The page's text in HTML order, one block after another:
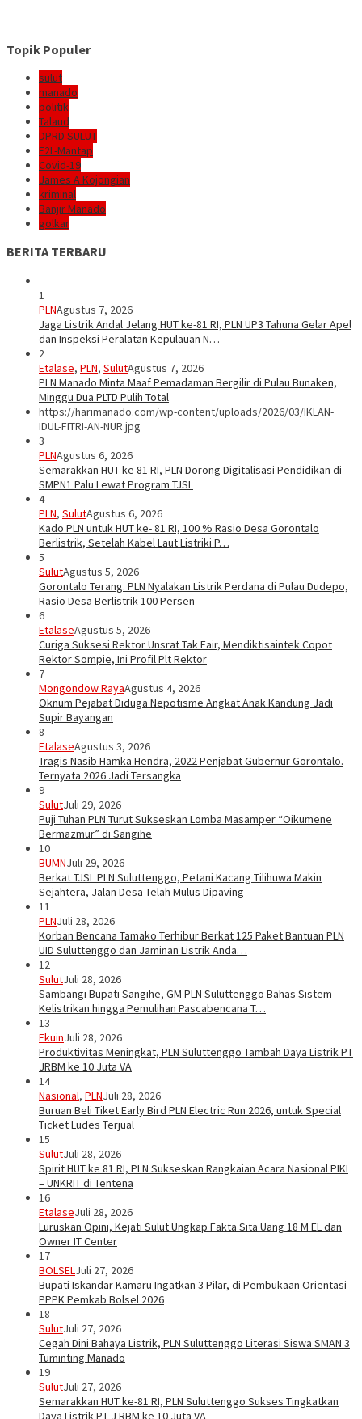
Topik Populer
sulut
manado
politik
Talaud
DPRD SULUT
E2L-Mantap
Covid-19
James A Kojongian
kriminal
Banjir Manado
golkar
BERITA TERBARU
1
PLNAgustus 7, 2026
Jaga Listrik Andal Jelang HUT ke-81 RI, PLN UP3 Tahuna Gelar Apel
dan Inspeksi Peralatan Kepulauan N…
2
Etalase, PLN, SulutAgustus 7, 2026
PLN Manado Minta Maaf Pemadaman Bergilir di Pulau Bunaken,
Minggu Dua PLTD Pulih Total
https://harimanado.com/wp-content/uploads/2026/03/IKLAN-
IDUL-FITRI-AN-NUR.jpg
3
PLNAgustus 6, 2026
Semarakkan HUT ke 81 RI, PLN Dorong Digitalisasi Pendidikan di
SMPN1 Palu Lewat Program TJSL
4
PLN, SulutAgustus 6, 2026
Kado PLN untuk HUT ke- 81 RI, 100 % Rasio Desa Gorontalo
Berlistrik, Setelah Kabel Laut Listriki P…
5
SulutAgustus 5, 2026
Gorontalo Terang. PLN Nyalakan Listrik Perdana di Pulau Dudepo,
Rasio Desa Berlistrik 100 Persen
6
EtalaseAgustus 5, 2026
Curiga Suksesi Rektor Unsrat Tak Fair, Mendiktisaintek Copot
Rektor Sompie, Ini Profil Plt Rektor
7
Mongondow RayaAgustus 4, 2026
Oknum Pejabat Diduga Nepotisme Angkat Anak Kandung Jadi
Supir Bayangan
8
EtalaseAgustus 3, 2026
Tragis Nasib Hamka Hendra, 2022 Penjabat Gubernur Gorontalo.
Ternyata 2026 Jadi Tersangka
9
SulutJuli 29, 2026
Puji Tuhan PLN Turut Sukseskan Lomba Masamper “Oikumene
Bermazmur” di Sangihe
10
BUMNJuli 29, 2026
Berkat TJSL PLN Suluttenggo, Petani Kacang Tilihuwa Makin
Sejahtera, Jalan Desa Telah Mulus Dipaving
11
PLNJuli 28, 2026
Korban Bencana Tamako Terhibur Berkat 125 Paket Bantuan PLN
UID Suluttenggo dan Jaminan Listrik Anda…
12
SulutJuli 28, 2026
Sambangi Bupati Sangihe, GM PLN Suluttenggo Bahas Sistem
Kelistrikan hingga Pemulihan Pascabencana T…
13
EkuinJuli 28, 2026
Produktivitas Meningkat, PLN Suluttenggo Tambah Daya Listrik PT
JRBM ke 10 Juta VA
14
Nasional, PLNJuli 28, 2026
Buruan Beli Tiket Early Bird PLN Electric Run 2026, untuk Special
Ticket Ludes Terjual
15
SulutJuli 28, 2026
Spirit HUT ke 81 RI, PLN Sukseskan Rangkaian Acara Nasional PIKI
– UNKRIT di Tentena
16
EtalaseJuli 28, 2026
Luruskan Opini, Kejati Sulut Ungkap Fakta Sita Uang 18 M EL dan
Owner IT Center
17
BOLSELJuli 27, 2026
Bupati Iskandar Kamaru Ingatkan 3 Pilar, di Pembukaan Orientasi
PPPK Pemkab Bolsel 2026
18
SulutJuli 27, 2026
Cegah Dini Bahaya Listrik, PLN Suluttenggo Literasi Siswa SMAN 3
Tuminting Manado
19
SulutJuli 27, 2026
Semarakkan HUT ke-81 RI, PLN Suluttenggo Sukses Tingkatkan
Daya Listrik PT J RBM ke 10 Juta VA